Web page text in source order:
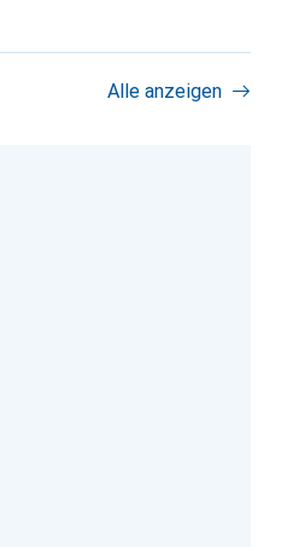
Alle anzeigen